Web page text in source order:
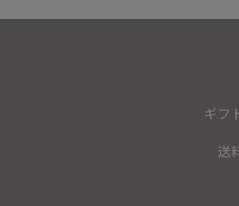
ギフ
送